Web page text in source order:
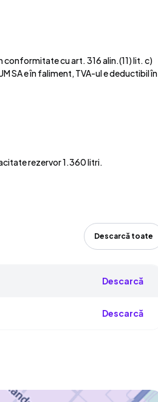
cu art. 316 alin.(11) lit. c)
SA e în faliment, TVA-ul e deductibil în
rezervor 1.360 litri.
Descarcă toate
Descarcă
Descarcă